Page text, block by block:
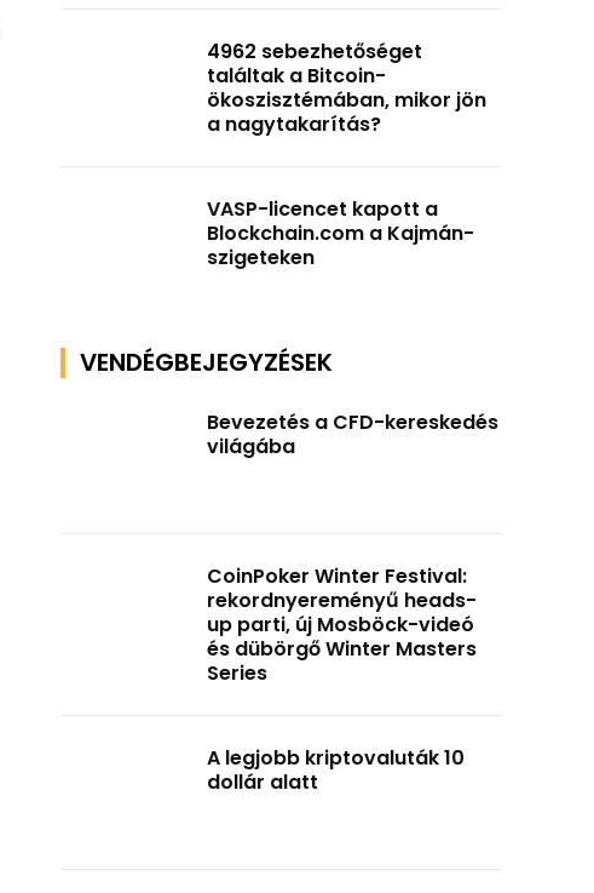
4962 sebezhetőséget
találtak a Bitcoin-
ökoszisztémában, mikor jön
a nagytakarítás?
VASP-licencet kapott a
Blockchain.com a Kajmán-
szigeteken
VENDÉGBEJEGYZÉSEK
Bevezetés a CFD-kereskedés
világába
CoinPoker Winter Festival:
rekordnyereményű heads-
up parti, új Mosböck-videó
és dübörgő Winter Masters
Series
A legjobb kriptovaluták 10
dollár alatt